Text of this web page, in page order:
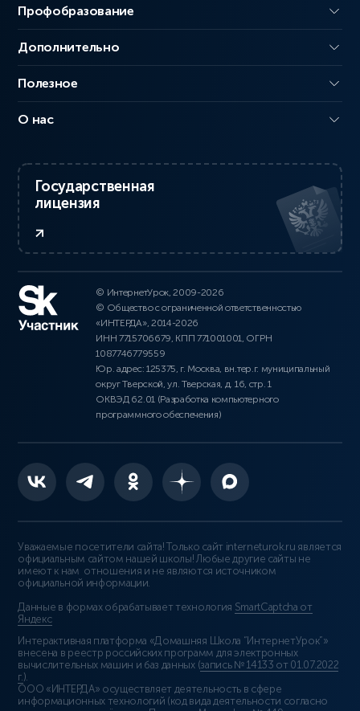
Профобразование
Дополнительно
Полезное
О нас
Государственная
лицензия
© ИнтернетУрок, 2009-2026
© Общество с ограниченной ответственностью
«ИНТЕРДА», 2014-2026
ИНН 7715706679, КПП 771001001, ОГРН
1087746779559
Юр. адрес: 125375, г. Москва, вн.тер.г. муниципальный
округ Тверской, ул. Тверская, д. 16, стр. 1
ОКВЭД 62.01 (Разработка компьютерного
программного обеспечения)
Уважаемые посетители сайта! Только сайт interneturok.ru является
официальным сайтом нашей школы! Любые другие сайты не
имеют к нам отношения и не являются источником
официальной информации.
Данные в формах обрабатывает технология SmartCaptcha от
Яндекс
Интерактивная платформа «Домашняя Школа “ИнтернетУрок”»
внесена в реестр российских программ для электронных
вычислительных машин и баз данных (запись № 14133 от 01.07.2022
г. ).
ООО «ИНТЕРДА» осуществляет деятельность в сфере
информационных технологий (код вида деятельности согласно